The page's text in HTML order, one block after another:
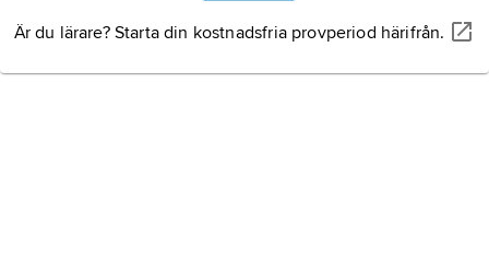
Är du lärare? Starta din kostnadsfria provperiod härifrån.